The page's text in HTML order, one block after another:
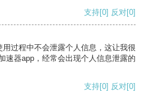
支持[0] 反对[0]
过程中不会泄露个人信息，这让我很
速器app，经常会出现个人信息泄露的
支持[0] 反对[0]